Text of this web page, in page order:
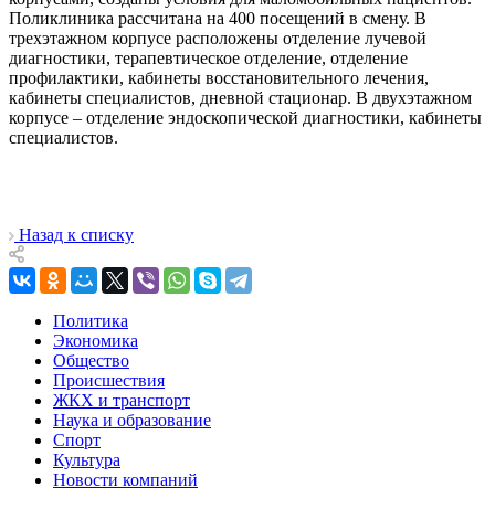
Поликлиника рассчитана на 400 посещений в смену. В
трехэтажном корпусе расположены отделение лучевой
диагностики, терапевтическое отделение, отделение
профилактики, кабинеты восстановительного лечения,
кабинеты специалистов, дневной стационар. В двухэтажном
корпусе – отделение эндоскопической диагностики, кабинеты
специалистов.
Назад к списку
Политика
Экономика
Общество
Происшествия
ЖКХ и транспорт
Наука и образование
Спорт
Культура
Новости компаний